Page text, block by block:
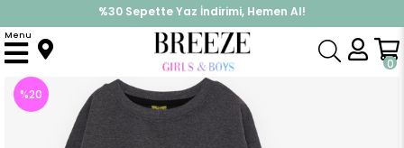
%30 Sepette Yaz İndirimi, Hemen Al!
İndirimlere ek %10 İndirimi Kap, Hemen Üye Ol!
0
Menu
Anasayfa Takımlar Eşofman Takımı Erkek Çocuk Eşofman Takımı Peluş Pandalı Füme (2-3 Yaş)
%20